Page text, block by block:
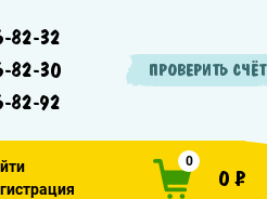
82-32
82-30
82-92
ПРОВЕРИТЬ СЧЁТ
0
0 ₽